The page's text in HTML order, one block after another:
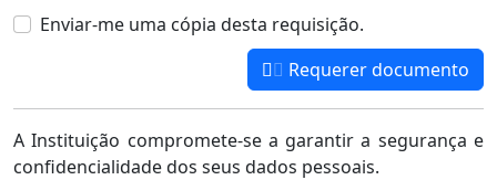
Enviar-me uma cópia desta requisição.
Requerer documento
A Instituição compromete-se a garantir a segurança e
confidencialidade dos seus dados pessoais.